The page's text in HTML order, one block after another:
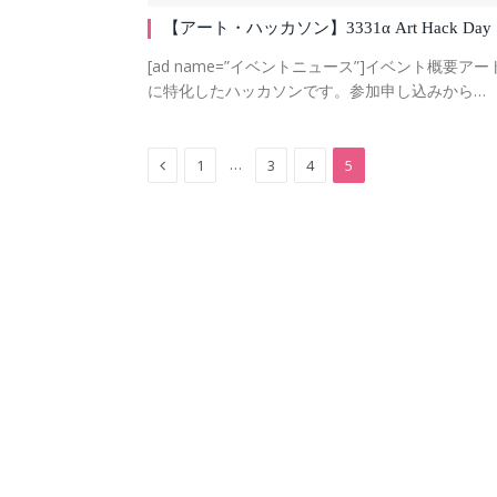
【アート・ハッカソン】3331α Art Hack Day
[ad name=”イベントニュース”]イベント概要アー
に特化したハッカソンです。参加申し込みから…
Previous
1 … 3 4 5